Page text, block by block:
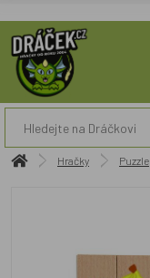
Hračky Puzzle